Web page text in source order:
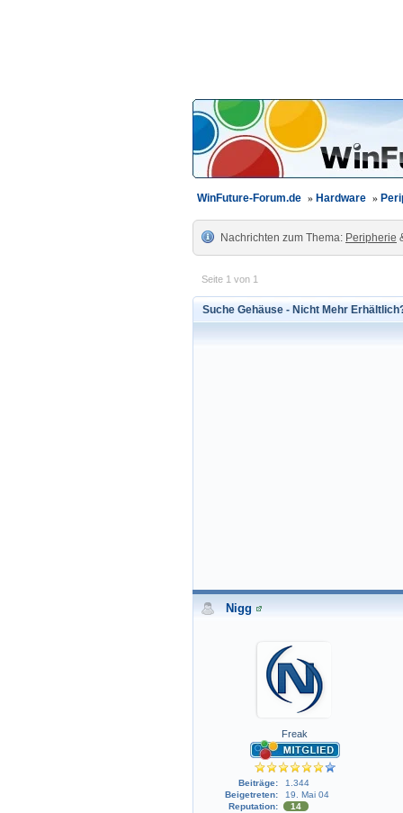
WinFuture-Forum.de » Hardware »
Nachrichten zum Thema: Peripherie
Seite 1 von 1
Suche Gehäuse - Nicht Mehr
Nigg
Freak
Beiträge:
1.344
Beigetreten:
19. Mai 04
Reputation:
14